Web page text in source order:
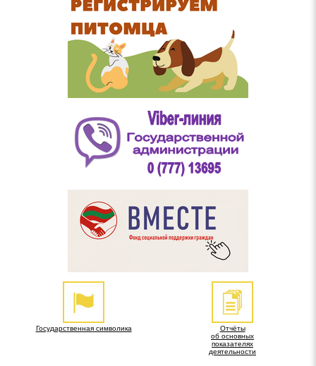
Государственная символика
Отчёты
об основных
показателях
деятельности